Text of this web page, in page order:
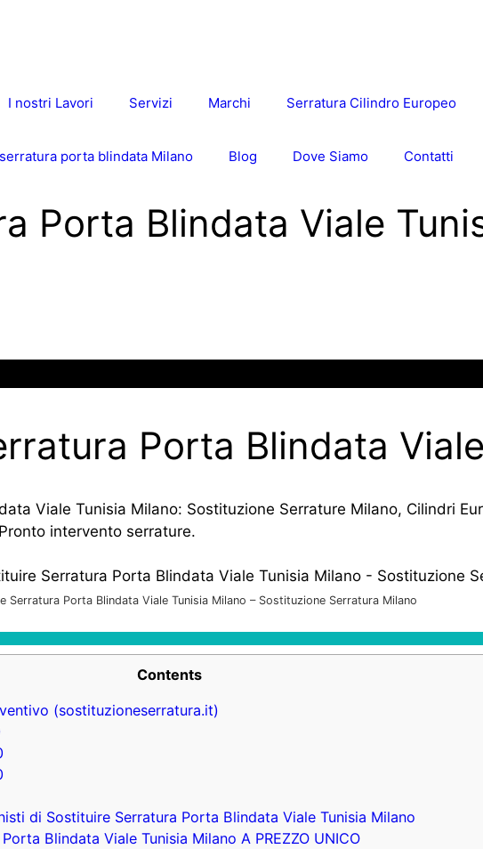
I nostri Lavori Servizi Marchi Serratura Cilindro Europeo
porta blindata Milano Blog Dove Siamo Contatti
Porta Blindata Viale
Porta Blindata
Viale Tunisia Milano: Sostituzione Serrature Milano, Cilindri
intervento serrature.
Serratura Porta Blindata Viale Tunisia Milano – Sostituzione Serratura Milano
Contents
(sostituzioneserratura.it)
di Sostituire Serratura Porta Blindata Viale Tunisia Milano
Blindata Viale Tunisia Milano A PREZZO UNICO